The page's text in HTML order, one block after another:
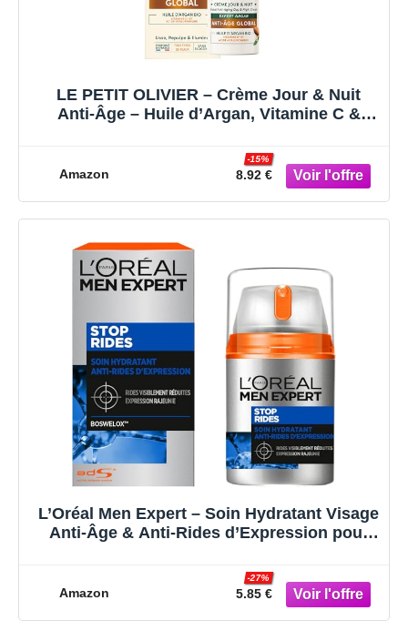
LE PETIT OLIVIER – Crème Jour & Nuit
Anti-Âge – Huile d’Argan, Vitamine C &
Illumine – Tous Types de Peaux – 97%
d’Origine Naturelle – Fabriqué en France –
Amazon 8.92 €
-15%
L’Oréal Men Expert – Soin Hydratant Visage
Anti-Âge & Anti-Rides d’Expression pour
Boswelox – Tous Types de Peaux – Stop
Rides – 50 ml
Amazon 5.85 €
-27%